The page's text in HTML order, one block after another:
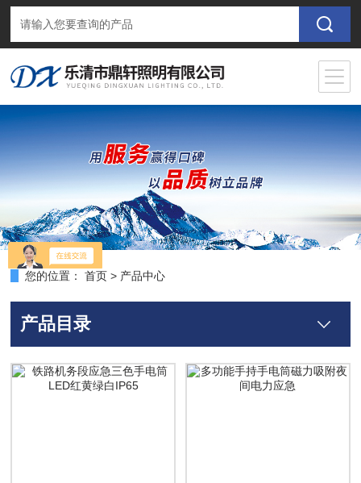
您的位置： 首页 > 产品中心
产品目录